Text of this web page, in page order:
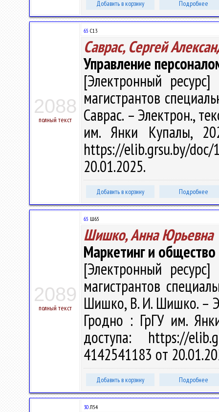
Добавить в корзину Подробнее
2088
полный текст
65 С13
Саврас, Сергей
Управление
[Электронный
магистрантов
Саврас. – Электрон.,
им. Янки Купалы,
https://elib.grsu.by/
20.01.2025.
Добавить в корзину Подробнее
2089
полный текст
65 Ш65
Шишко, Анна Юрьевна
Маркетинг и общество
[Электронный
магистрантов
Шишко, В. И. Шишко. –
Гродно : ГрГУ им.
доступа: https://
4142541183 от
Добавить в корзину Подробнее
30Л54